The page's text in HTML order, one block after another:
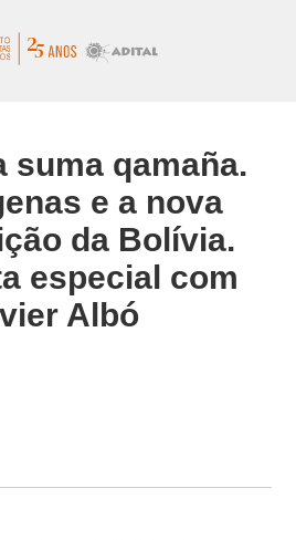
suma qamaña.
e a nova
da Bolívia.
especial com
Albó